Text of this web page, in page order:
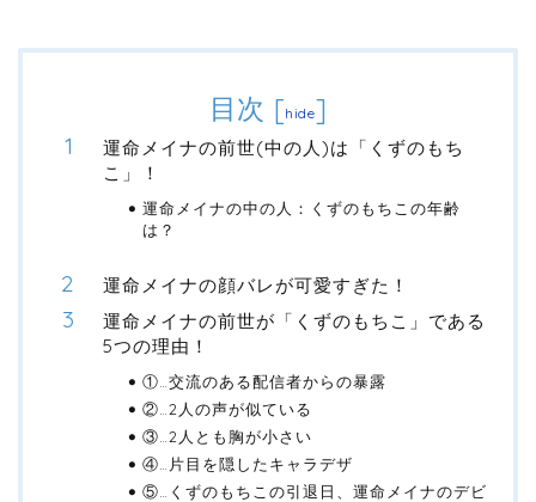
目次 [hide]
運命メイナの前世(中の人)は「くずのもち
こ」！
運命メイナの中の人：くずのもちこの年齢
は？
運命メイナの顔バレが可愛すぎた！
運命メイナの前世が「くずのもちこ」である
5つの理由！
①…交流のある配信者からの暴露
②…2人の声が似ている
③…2人とも胸が小さい
④…片目を隠したキャラデザ
⑤…くずのもちこの引退日、運命メイナのデビ